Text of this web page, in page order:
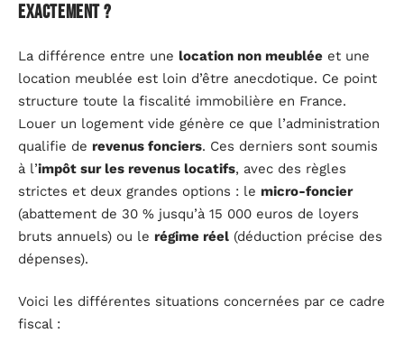
exactement ?
La différence entre une location non meublée et une
location meublée est loin d’être anecdotique. Ce point
structure toute la fiscalité immobilière en France.
Louer un logement vide génère ce que l’administration
qualifie de revenus fonciers. Ces derniers sont soumis
à l’impôt sur les revenus locatifs, avec des règles
strictes et deux grandes options : le micro-foncier
(abattement de 30 % jusqu’à 15 000 euros de loyers
bruts annuels) ou le régime réel (déduction précise des
dépenses).
Voici les différentes situations concernées par ce cadre
fiscal :